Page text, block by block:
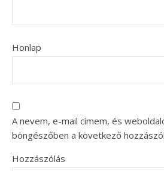
Honlap
A nevem, e-mail címem, és
böngészőben a következő
Hozzászólás